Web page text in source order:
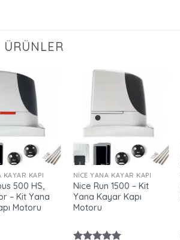
ÜRÜNLER
KAYAR KAPI
500 HS,
– Kit Yana
Motoru
NICE YANA KAYAR KAPI
Nice Run 1500 – Kit
Yana Kayar Kapı
Motoru